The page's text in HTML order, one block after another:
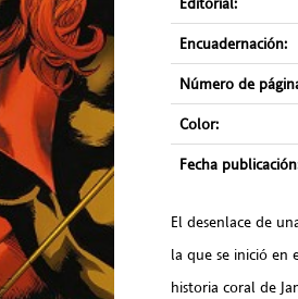
Encuadernación:
Número de
Color:
Fecha
El desenlace de
la que se inició en
historia coral de